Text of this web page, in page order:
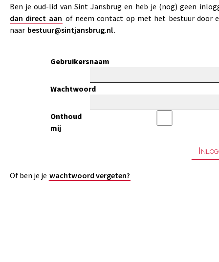
Ben je oud-lid van Sint Jansbrug en heb je (nog) geen
dan direct aan of neem contact op met het bestuur door
naar bestuur@sintjansbrug.nl.
Gebruikersnaam
Wachtwoord
Onthoud
mij
Of ben je je wachtwoord vergeten?